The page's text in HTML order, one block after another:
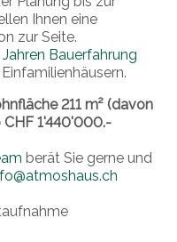
Ihnen eine
zur Seite.
Bauerfahrung
211 m² (davon
CHF 1'440'000.-
berät Sie gerne und